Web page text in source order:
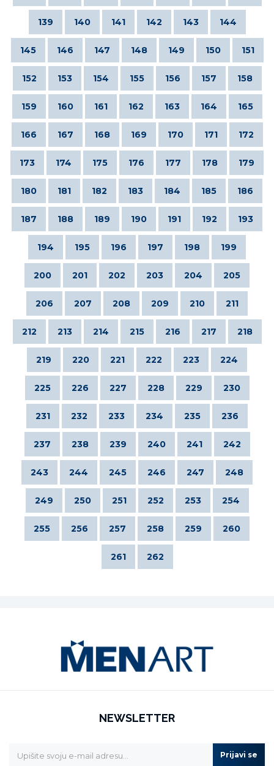
139 140 141 142 143 144
145 146 147 148 149 150 151
152 153 154 155 156 157 158
159 160 161 162 163 164 165
166 167 168 169 170 171 172
173 174 175 176 177 178 179
180 181 182 183 184 185 186
187 188 189 190 191 192 193
194 195 196 197 198 199
200 201 202 203 204 205
206 207 208 209 210 211
212 213 214 215 216 217 218
219 220 221 222 223 224
225 226 227 228 229 230
231 232 233 234 235 236
237 238 239 240 241 242
243 244 245 246 247 248
249 250 251 252 253 254
255 256 257 258 259 260
261 262
NEWSLETTER
Prijavi se